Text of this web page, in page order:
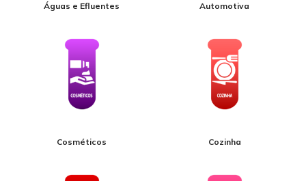
Águas e Efluentes Automotiva
Cosméticos Cozinha